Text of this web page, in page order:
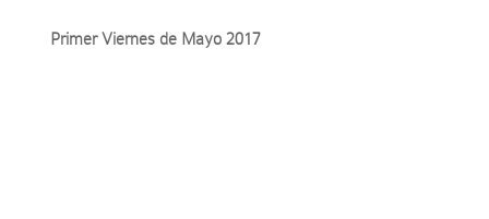
Primer Viernes de Mayo 2017